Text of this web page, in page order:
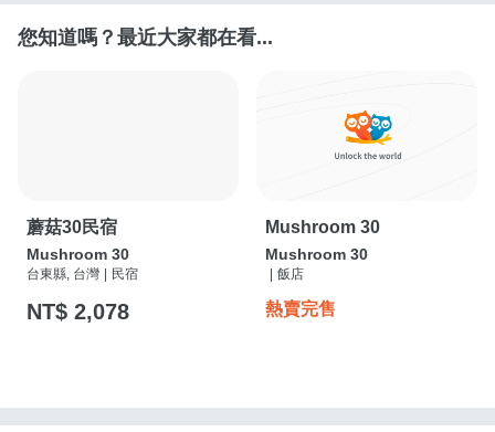
您知道嗎？最近大家都在看...
蘑菇30民宿
Mushroom 30
台東縣, 台灣 民宿
NT$ 2,078
Mushroom 30
Mushroom 30
飯店
熱賣完售